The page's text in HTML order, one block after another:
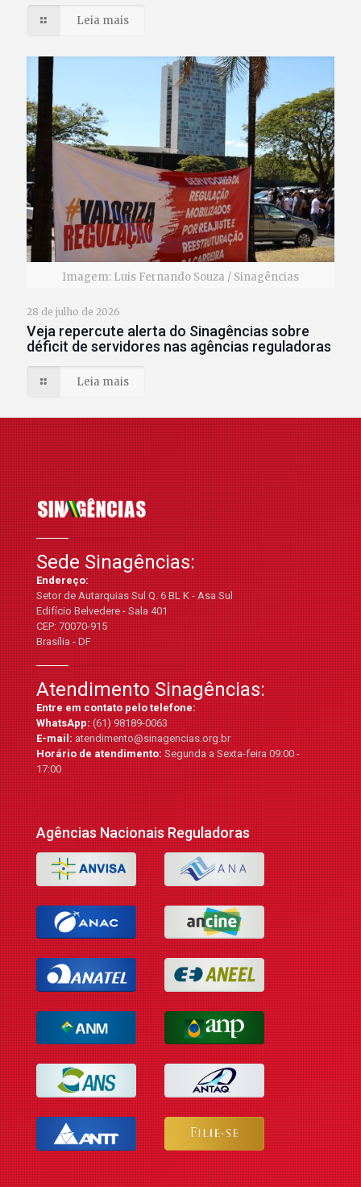
Leia mais
Imagem: Luis Fernando Souza / Sinagências
28 de julho de 2026
Veja repercute alerta do Sinagências sobre
déficit de servidores nas agências reguladoras
Leia mais
Sede Sinagências:
Endereço:
Setor de Autarquias Sul Q. 6 BL K - Asa Sul
Edifício Belvedere - Sala 401
CEP: 70070-915
Brasília - DF
Atendimento Sinagências:
Entre em contato pelo telefone:
WhatsApp:(61) 98189-0063
E-mail:atendimento@sinagencias.org.br
Horário de atendimento:Segunda a Sexta-feira 09:00 -
17:00
Agências Nacionais Reguladoras